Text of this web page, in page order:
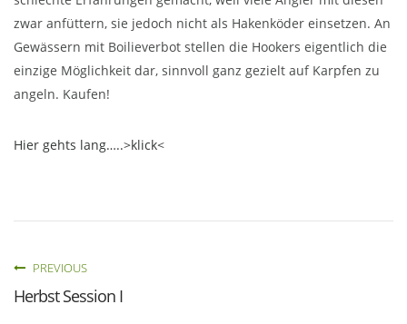
zwar anfüttern, sie jedoch nicht als Hakenköder einsetzen. An
Gewässern mit Boilieverbot stellen die Hookers eigentlich die
einzige Möglichkeit dar, sinnvoll ganz gezielt auf Karpfen zu
angeln. Kaufen!
Hier gehts lang…..>klick<
PREVIOUS
Herbst Session I